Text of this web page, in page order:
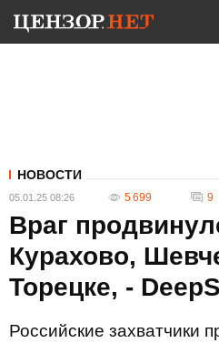
НОВОСТИ
05.01.25 08:26 5 699 9
Враг
Курахово,
Торецке, -
Российские захватчики